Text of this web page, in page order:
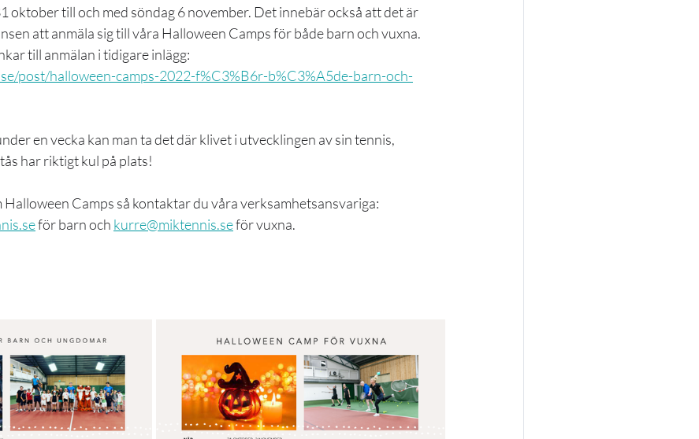
oktober till och med söndag 6 november. Det innebär också att det är
att anmäla sig till våra Halloween Camps för både barn och vuxna.
till anmälan i tidigare inlägg:
post/halloween-camps-2022-f%C3%B6r-b%C3%A5de-barn-och-
en vecka kan man ta det där klivet i utvecklingen av sin tennis,
har riktigt kul på plats!
Camps så kontaktar du våra verksamhetsansvariga:
för barn och kurre@miktennis.se för vuxna.